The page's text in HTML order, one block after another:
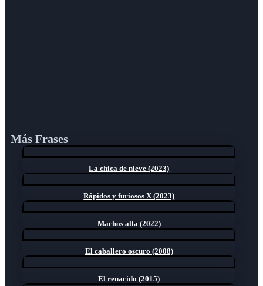
Más Frases
La chica de nieve (2023)
Rápidos y furiosos X (2023)
Machos alfa (2022)
El caballero oscuro (2008)
El renacido (2015)